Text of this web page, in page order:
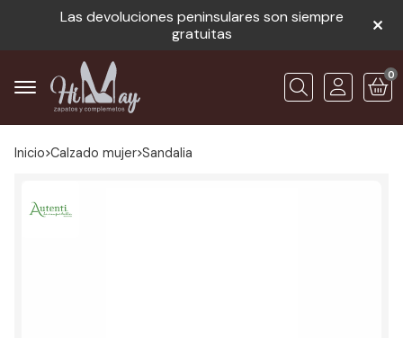
Las devoluciones peninsulares son siempre
gratuitas
Buscar
0
Inicio calzado mujer sandalia